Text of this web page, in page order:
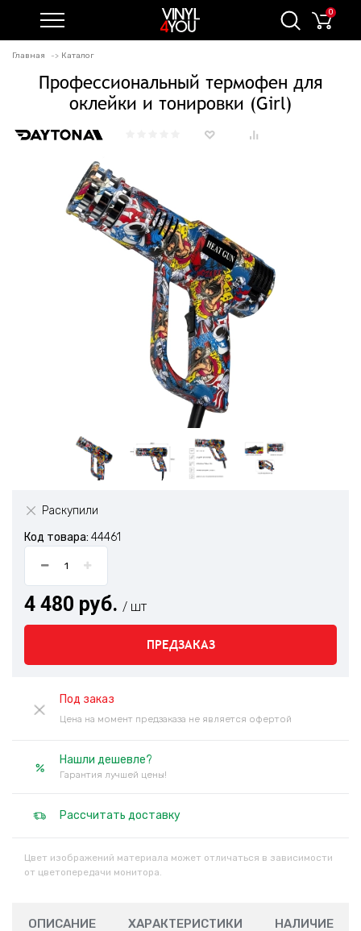
0
Главная Каталог
Профессиональный термофен для
оклейки и тонировки (Girl)
Раскупили
Код товара: 44461
4 480 руб. / шт
ПРЕДЗАКАЗ
Под заказ
Цена на момент предзаказа не является офертой
Нашли дешевле?
Гарантия лучшей цены!
Рассчитать доставку
Цвет изображений материала может отличаться в зависимости
от цветопередачи монитора.
ОПИСАНИЕ ХАРАКТЕРИСТИКИ НАЛИЧИЕ